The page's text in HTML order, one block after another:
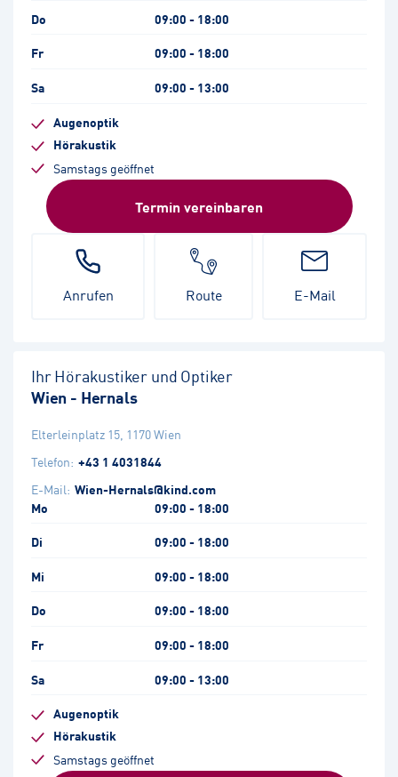
Do
09:00 - 18:00
Fr
09:00 - 18:00
Sa
09:00 - 13:00
Augenoptik
Hörakustik
Samstags geöffnet
Termin vereinbaren
Anrufen Route E-Mail
Ihr Hörakustiker und Optiker
Wien - Hernals
Elterleinplatz 15 1170Wien
Telefon: +43 1 4031844
E-Mail: Wien-Hernals@kind.com
Mo
09:00 - 18:00
Di
09:00 - 18:00
Mi
09:00 - 18:00
Do
09:00 - 18:00
Fr
09:00 - 18:00
Sa
09:00 - 13:00
Augenoptik
Hörakustik
Samstags geöffnet